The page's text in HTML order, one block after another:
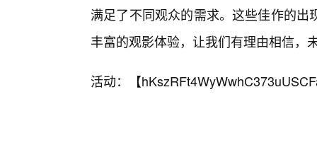
满足了不同观众的需求。这些佳作的
丰富的观影体验，让我们有理由相信，
活动：【